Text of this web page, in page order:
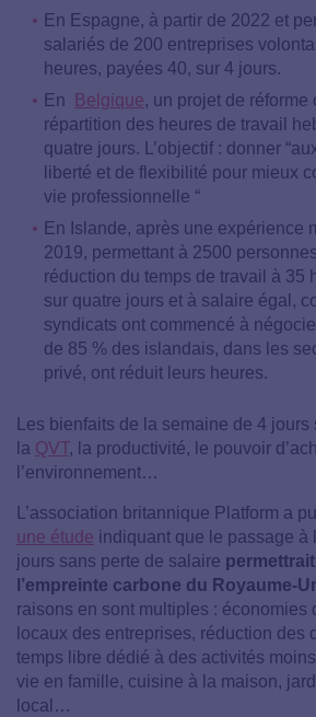
En Espagne, à partir de 2022 et
salariés de 200 entreprises
heures, payées 40, sur 4 jours.
En
Belgique, un projet de
répartition des heures de travail
quatre jours. L’objectif : donner
liberté et de flexibilité pour mieux
vie professionnelle “
En Islande, après une expérience
2019, permettant à 2500
réduction du temps de travail à 35
sur quatre jours et à salaire égal,
syndicats ont commencé à
de 85 % des islandais, dans les
privé, ont réduit leurs heures.
Les bienfaits de la semaine de 4 jours
la QVT
, la productivité, le pouvoir
l’environnement…
L’association britannique Platform a
une étude indiquant que le passage à
jours sans perte de salaire
l’empreinte carbone du Royaume-
raisons en sont multiples : économies
locaux des entreprises, réduction des
temps libre dédié à des activités
vie en famille, cuisine à la maison,
local…